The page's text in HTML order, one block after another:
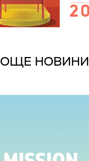
ОЩЕ НОВИНИ